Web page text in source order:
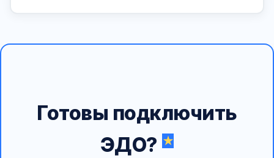
Готовы подключить
ЭДО?